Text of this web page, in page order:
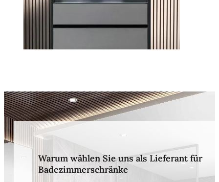
Warum wählen Sie uns als Lieferant für
Badezimmerschränke